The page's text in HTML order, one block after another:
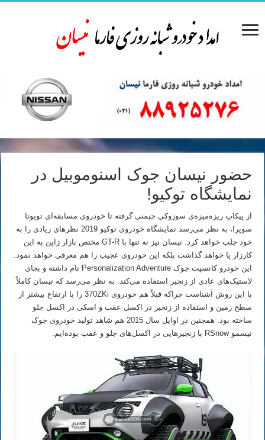
حضور نیسان جوک اسنوموبیل در
نمایشگاه توکیو!
از پیکاپ ریزه‌میزه‌ی سوزوکی جیمنی گرفته تا خودروی مسابقه‌ای تویوتا
سوپرا، به نظر می‌رسد نمایشگاه خودروی توکیو 2019 نظرهای زیادی را به
خود جلب خواهد کرد. نیسان نیز نه تنها با GT-R مختص بازار ژاپن به این
کارزار پا خواهد گذاشت بلکه این خودروی عجیب را هم معرفی خواهد نمود.
این خودرو کانسپت جوک Personalization Adventure نام داشته و بجای
لاستیک‌های عادی از زنجیر استفاده می‌کند. به نظر می‌رسد که نیسان کاملاً
با این روش آشناست چراکه قبلاً هم خودروی 370ZKi را با ارتفاع بیشتر از
سطح زمین و استفاده از زنجیر در اکسل عقب و اسکی در اکسل جلو
ساخته بود. همچنین در اوایل سال 2015 هم شاهد تولید خودروی جوک
نیسمو RSnow با زنجیرهایی در اکسل‌های جلو و عقب بوده‌ایم.